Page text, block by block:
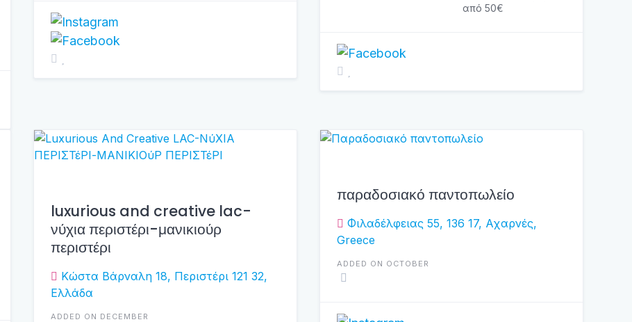
από 50€
luxurious and creative lac-
νύχια περιστέρι-μανικιούρ
περιστέρι
Κώστα Βάρναλη 18, Περιστέρι 121 32,
Ελλάδα
ADDED ON DECEMBER
παραδοσιακό παντοπωλείο
Φιλαδέλφειας 55, 136 17, Αχαρνές,
Greece
ADDED ON OCTOBER